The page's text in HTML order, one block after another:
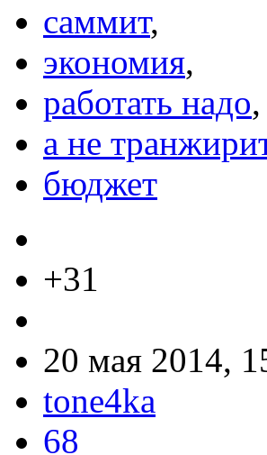
саммит,
экономия,
работать надо,
а не
бюджет
+31
20 мая 2014,
tone4ka
68